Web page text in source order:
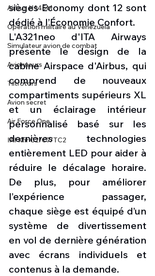
Airbus H145M
Opération militaire au Vénézuela
Simulateur avion de combat
Avionneurs
Tiltrotors
Avion secret
Air Force One
IAI Kfir C2/C7/TC2
sièges Economy dont 12 sont
dédié à l’Économie Confort.
L'A321neo d'ITA Airways
présente le design de la
cabine Airspace d'Airbus, qui
comprend de nouveaux
compartiments supérieurs XL
et un éclairage intérieur
personnalisé basé sur les
dernières technologies
entièrement LED pour aider à
réduire le décalage horaire.
De plus, pour améliorer
l’expérience passager,
chaque siège est équipé d’un
système de divertissement
en vol de dernière génération
avec écrans individuels et
contenus à la demande.